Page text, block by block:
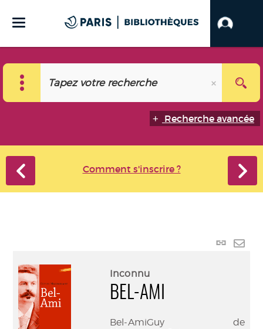
Recherche avancée
Comment s'inscrire ?
Lien
Inconnu
BEL-AMI
Bel-AmiGuy de